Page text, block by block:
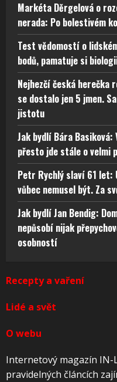
Markéta Děrgelová o
nerada: Po bolestivém
Test vědomostí o
bodů, pamatuje si
Nejhezčí česká herečka
se dostalo jen 5 jmen.
jistotu
Jak bydlí Bára Basiková:
přesto jde stále o velmi
Petr Rychlý slaví 61 let:
vůbec nemusel být. Za
Jak bydlí Jan Bendig:
nepůsobí nijak
osobností
Recepty a vaření
Lidé a svět
O webu
Internetový magazín IN-
pravidelných článcích